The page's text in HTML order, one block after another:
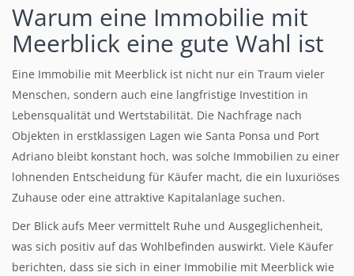
Warum eine Immobilie mit
Meerblick eine gute Wahl ist
Eine Immobilie mit Meerblick ist nicht nur ein Traum vieler
Menschen, sondern auch eine langfristige Investition in
Lebensqualität und Wertstabilität. Die Nachfrage nach
Objekten in erstklassigen Lagen wie Santa Ponsa und Port
Adriano bleibt konstant hoch, was solche Immobilien zu einer
lohnenden Entscheidung für Käufer macht, die ein luxuriöses
Zuhause oder eine attraktive Kapitalanlage suchen.
Der Blick aufs Meer vermittelt Ruhe und Ausgeglichenheit,
was sich positiv auf das Wohlbefinden auswirkt. Viele Käufer
berichten, dass sie sich in einer Immobilie mit Meerblick wie